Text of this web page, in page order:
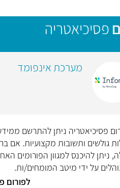
פסיכיאטריה
מערכת אינפומד
פסיכיאטריה ניתן להתרשם
גולשים ותשובות מקצועיות. אם
ניתן להיכנס למגוון הפורומים
על ידי מיטב המומחים/ות.
לפורום